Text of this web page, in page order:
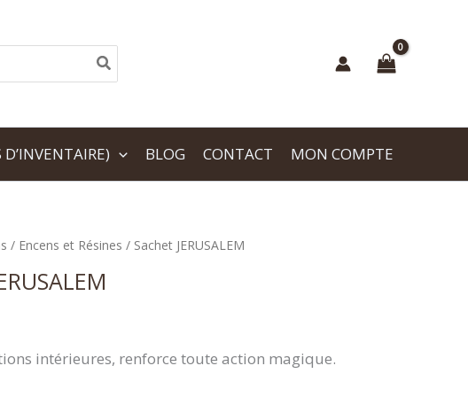
D’INVENTAIRE) BLOG CONTACT MON COMPTE
/ Encens et Résines / Sachet JERUSALEM
intérieures, renforce toute action magique.